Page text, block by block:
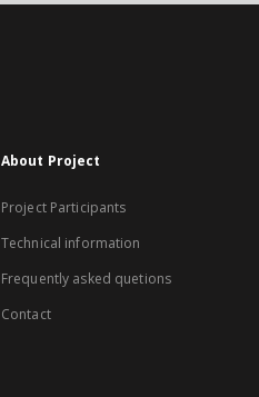
About Project
Project Participants
Technical information
Frequently asked quetions
Contact